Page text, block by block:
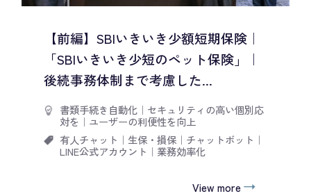
【前編】SBIいきいき少額短期保険｜
「SBIいきいき少短のペット保険」｜
後続事務体制まで考慮した...
書類手続き自動化｜ セキュリティの高い個別応
対を ｜ ユーザーの利便性を向上
有人チャット ｜ 生保・損保｜ チャットボット ｜
LINE公式アカウント ｜ 業務効率化
View more